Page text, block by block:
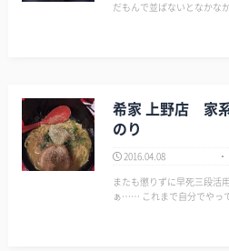
だもんで並ばないとなかな
希家 上野店 家
のり
2016.04.08
またも懲りずに早死三段活用やってき
ぁ…… これまで自分でやっ